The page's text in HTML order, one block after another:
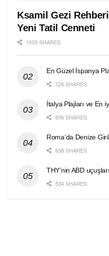
Ksamil Gezi
Yeni Tatil Cenneti
1005 SHARES
En Güzel İspanya
726 SHARES
İtalya Plajları ve En
696 SHARES
Roma’da Denize
638 SHARES
THY’nin ABD
534 SHARES